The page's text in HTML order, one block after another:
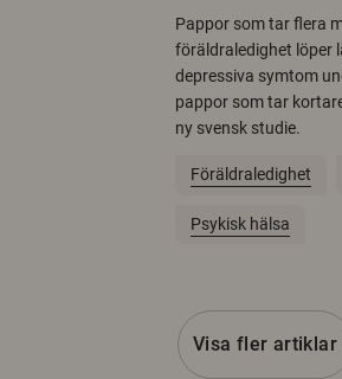
Pappor som tar flera
föräldraledighet löper
depressiva symtom
pappor som tar
ny svensk studie.
Föräldraledighet
Psykisk hälsa
Visa fler artiklar